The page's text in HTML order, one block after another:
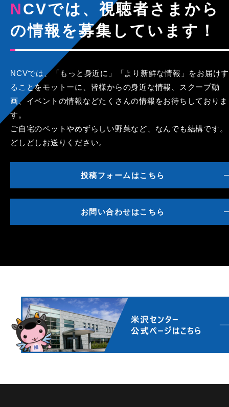
NCVでは、視聴者さまから
の情報を募集しています！
NCVでは、「もっと身近に」「より新鮮な情報」をお届けす
ることをモットーに、皆様からの身近な情報、スクープ動
画、イベントの情報などたくさんの情報をお待ちしておりま
す。
ご自宅のペットやめずらしい野菜など、なんでも結構です。
どしどしお送りください。
投稿フォームはこちら
お問い合わせはこちら